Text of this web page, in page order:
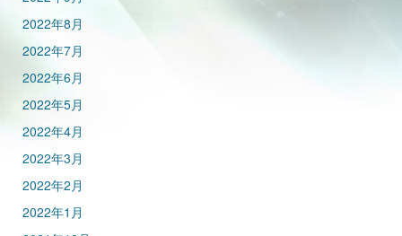
2022年8月
2022年7月
2022年6月
2022年5月
2022年4月
2022年3月
2022年2月
2022年1月